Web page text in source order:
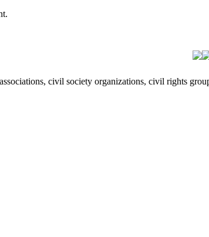
civil society organizations, civil rights